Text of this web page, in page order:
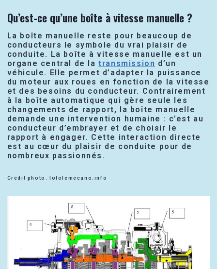
Qu’est-ce qu’une boîte à vitesse manuelle ?
La boîte manuelle reste pour beaucoup de
conducteurs le symbole du vrai plaisir de
conduite. La boîte à vitesse manuelle est un
organe central de latransmission d’un
véhicule. Elle permet d’adapter la puissance
du moteur aux roues en fonction de la vitesse
et des besoins du conducteur. Contrairement
à la boîte automatique qui gère seule les
changements de rapport, la boîte manuelle
demande une intervention humaine : c’est au
conducteur d’embrayer et de choisir le
rapport à engager. Cette interaction directe
est au cœur du plaisir de conduite pour de
nombreux passionnés.
Crédit photo: lololemecano.info